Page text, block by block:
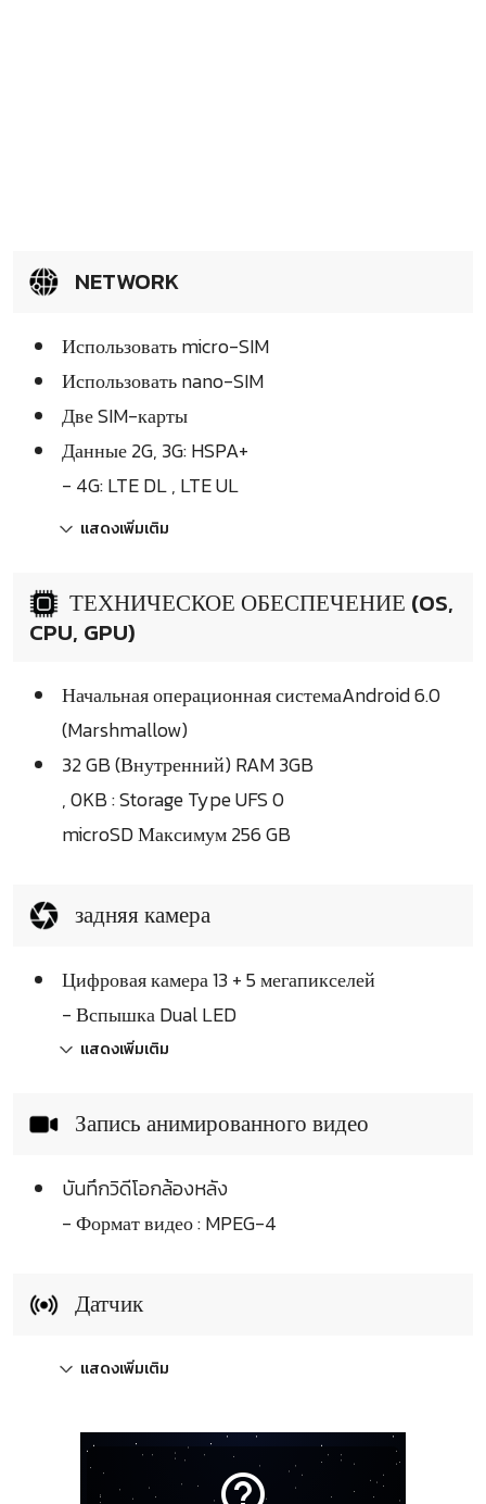
NETWORK
Использовать micro-SIM
Использовать nano-SIM
Две SIM-карты
Данные 2G, 3G: HSPA+
- 4G: LTE DL , LTE UL
แสดงเพิ่มเติม
ТЕХНИЧЕСКОЕ ОБЕСПЕЧЕНИЕ (OS,
CPU, GPU)
Начальная операционная системаAndroid 6.0
(Marshmallow)
32 GB (Внутренний) RAM 3GB
, 0KB : Storage Type UFS 0
microSD Максимум 256 GB
задняя камера
Цифровая камера 13 + 5 мегапикселей
- Вспышка Dual LED
แสดงเพิ่มเติม
Запись анимированного видео
บันทึกวิดีโอกล้องหลัง
- Формат видео : MPEG-4
Датчик
แสดงเพิ่มเติม